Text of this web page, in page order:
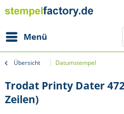
Menü
Übersicht Datumstempel
Trodat Printy Dater
Zeilen)